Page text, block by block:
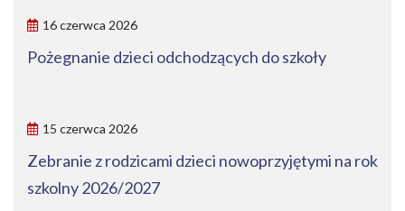
16 czerwca 2026
Pożegnanie dzieci odchodzących do szkoły
15 czerwca 2026
Zebranie z rodzicami dzieci nowoprzyjętymi na rok
szkolny 2026/2027